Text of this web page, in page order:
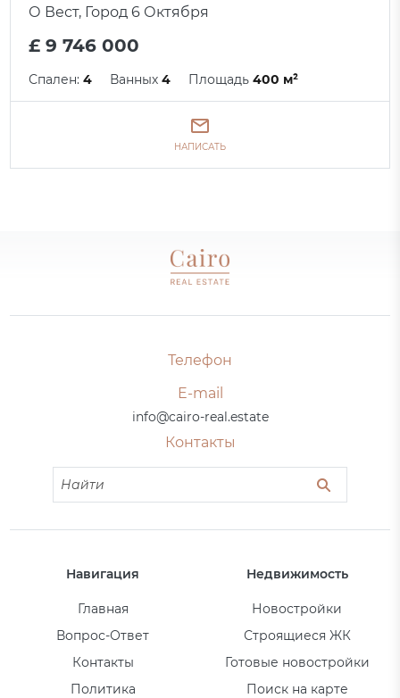
О Вест, Город 6 Октября
£ 9 746 000
Спален:4 Ванных4 Площадь400 м²
НАПИСАТЬ
Телефон
E-mail
info@cairo-real.estate
Контакты
Навигация
Главная
Вопрос-Ответ
Контакты
Политика
Недвижимость
Новостройки
Строящиеся ЖК
Готовые новостройки
Поиск на карте